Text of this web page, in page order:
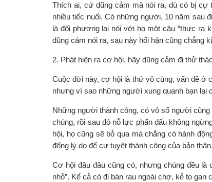
Thích ai, cứ dũng cảm mà nói ra, dù có bị cự
nhiều tiếc nuối. Có những người, 10 năm sau
là đối phương lại nói với họ một câu “thực ra
dũng cảm nói ra, sau này hối hận cũng chẳng
2. Phát hiện ra cơ hội, hãy dũng cảm đi thử
Cuộc đời này, cơ hội là thứ vô cùng, vấn đề ở
nhưng vì sao những người xung quanh bạn lại
Những người thành công, có vô số người
chúng, rồi sau đó nỗ lực phấn đấu không
hội, họ cũng sẽ bỏ qua mà chẳng có hành
đống lý do để cự tuyệt thành công của bản thân.
Cơ hội đâu đâu cũng có, nhưng chúng đều
nhỏ”. Kể cả có đi bán rau ngoài chợ, kẻ to